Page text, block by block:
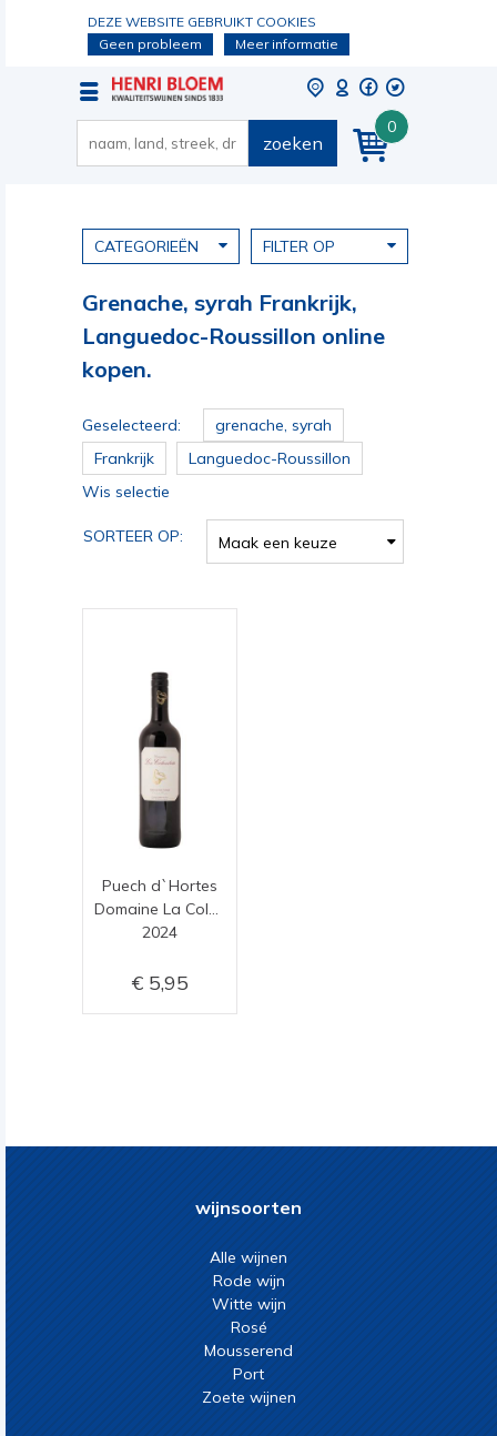
DEZE WEBSITE GEBRUIKT COOKIES
Geen probleem
Meer informatie
0
zoeken
CATEGORIEËN FILTER OP
Grenache, syrah Frankrijk,
Languedoc-Roussillon online
kopen.
Geselecteerd:
grenache, syrah
Frankrijk
Languedoc-Roussillon
Wis selectie
SORTEER OP: Maak een keuze
Puech d`Hortes
2024
5,95
wijnsoorten
Alle wijnen
Rode wijn
Witte wijn
Rosé
Mousserend
Port
Zoete wijnen